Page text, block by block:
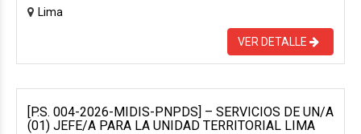
Lima
VER DETALLE
[P.S. 004-2026-MIDIS-PNPDS] – SERVICIOS DE UN/A
(01) JEFE/A PARA LA UNIDAD TERRITORIAL LIMA